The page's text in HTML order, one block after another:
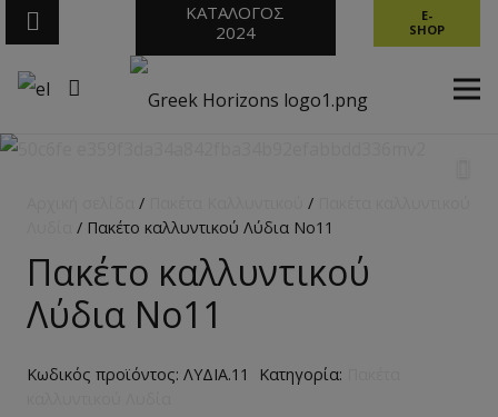
ΚΑΤΑΛΟΓΟΣ
2024
E-
SHOP
/ /
/ Πακέτο καλλυντικού Λύδια No11
Πακέτο καλλυντικού
Λύδια No11
Κωδικός προϊόντος: ΛΥΔΙΑ.11 Κατηγορία: